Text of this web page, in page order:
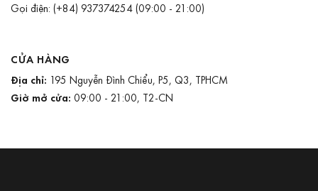
Gọi điện: (+84) 937374254(09:00 - 21:00)
CỬA HÀNG
Địa chỉ: 195 Nguyễn Đình Chiểu, P5, Q3, TPHCM
Giờ mở cửa: 09:00 - 21:00, T2-CN